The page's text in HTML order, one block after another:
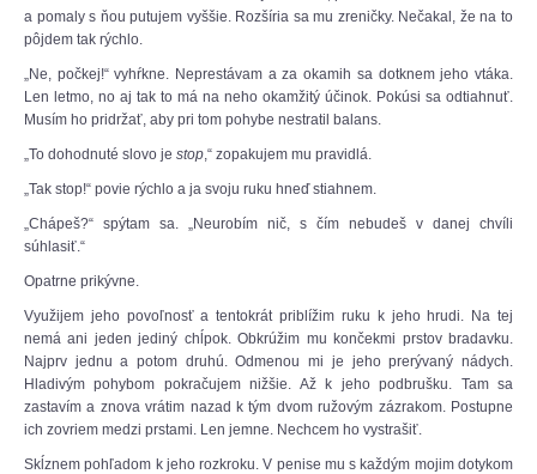
a pomaly s ňou putujem vyššie. Rozšíria sa mu zreničky. Nečakal, že na to
pôjdem tak rýchlo.
„Ne, počkej!“ vyhŕkne. Neprestávam a za okamih sa dotknem jeho vtáka.
Len letmo, no aj tak to má na neho okamžitý účinok. Pokúsi sa odtiahnuť.
Musím ho pridržať, aby pri tom pohybe nestratil balans.
„To dohodnuté slovo je stop,“ zopakujem mu pravidlá.
„Tak stop!“ povie rýchlo a ja svoju ruku hneď stiahnem.
„Chápeš?“ spýtam sa. „Neurobím nič, s čím nebudeš v danej chvíli
súhlasiť.“
Opatrne prikývne.
Využijem jeho povoľnosť a tentokrát priblížim ruku k jeho hrudi. Na tej
nemá ani jeden jediný chĺpok. Obkrúžim mu končekmi prstov bradavku.
Najprv jednu a potom druhú. Odmenou mi je jeho prerývaný nádych.
Hladivým pohybom pokračujem nižšie. Až k jeho podbrušku. Tam sa
zastavím a znova vrátim nazad k tým dvom ružovým zázrakom. Postupne
ich zovriem medzi prstami. Len jemne. Nechcem ho vystrašiť.
Skĺznem pohľadom k jeho rozkroku. V penise mu s každým mojim dotykom